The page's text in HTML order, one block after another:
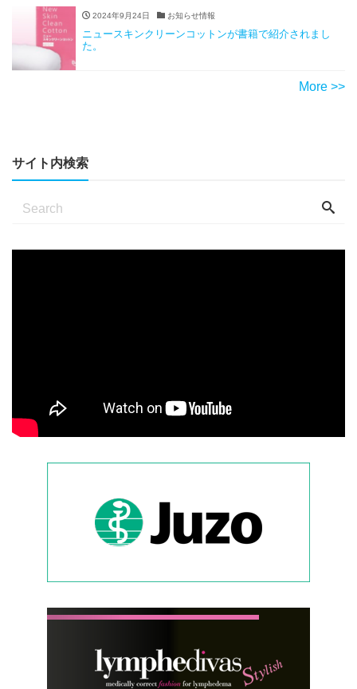
2024年9月24日 お知らせ情報
ニュースキンクリーンコットンが書籍で紹介されまし
た。
More >>
サイト内検索